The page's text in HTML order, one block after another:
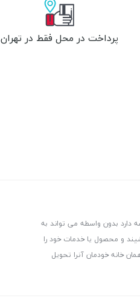
پرداخت در محل فقط در تهران
دارد بدون واسطه می تواند به
و محصول یا خدمات خود را
خانه خودمان آنرا تحویل